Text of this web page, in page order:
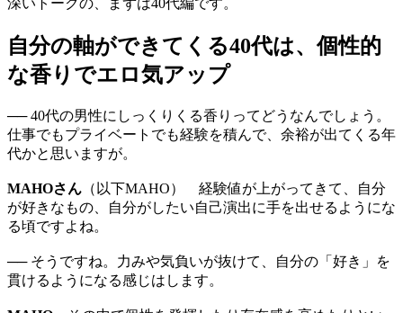
自分の軸ができてくる40代は、個性的
な香りでエロ気アップ
── 40代の男性にしっくりくる香りってどうなんでしょう。
仕事でもプライベートでも経験を積んで、余裕が出てくる年
代かと思いますが。
MAHOさん （以下MAHO） 経験値が上がってきて、自分
が好きなもの、自分がしたい自己演出に手を出せるようにな
る頃ですよね。
── そうですね。力みや気負いが抜けて、自分の「好き」を
貫けるようになる感じはします。